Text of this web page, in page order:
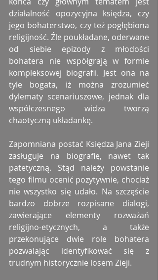
działalność opozycyjna księdza, czy
jego bohaterstwo, czy też pogłębiona
religijność. Źle poukładane, oderwane
od siebie epizody z młodości
bohatera nie współgrają w formie
kompleksowej biografii. Jest ona na
tyle bogata, iż można zrozumieć
dylematy scenariuszowe, jednak dla
współczesnego widza tworzą
chaotyczną układankę.
Zapomniana postać Księdza Jana Zieji
zasługuje na biografię, nawet tak
patetyczną. Stąd należy powstanie
tego filmu ocenić pozytywnie, chociaż
nie wszystko się udało. Na szczęście
bardzo dobrze rozpisane dialogi,
zawierające elementy rozważań
religijno-etycznych, a także
przekonujące dwie role bohatera
pozwalając identyfikować się z
trudnym historycznie losem Zieji.